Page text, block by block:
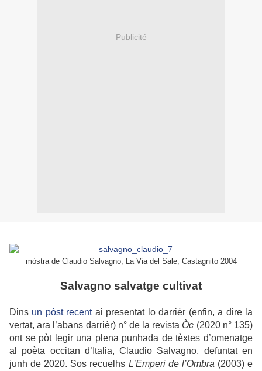
Publicité
mòstra de Claudio Salvagno, La Via del Sale, Castagnito 2004
Salvagno salvatge cultivat
Dins un pòst recentai presentat lo darrièr (enfin, a dire la
vertat, ara l’abans darrièr) n° de la revista Òc (2020 n° 135)
ont se pòt legir una plena punhada de tèxtes d’omenatge
al poèta occitan d’Italia, Claudio Salvagno, defuntat en
junh de 2020. Sos recuelhs L’Emperi de l’Ombra (2003) e